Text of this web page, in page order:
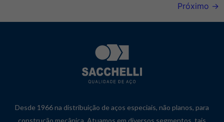
Próximo →
Desde 1966 na distribuição de aços especiais, não planos, para
construção mecânica. Atuamos em diversos segmentos, tais